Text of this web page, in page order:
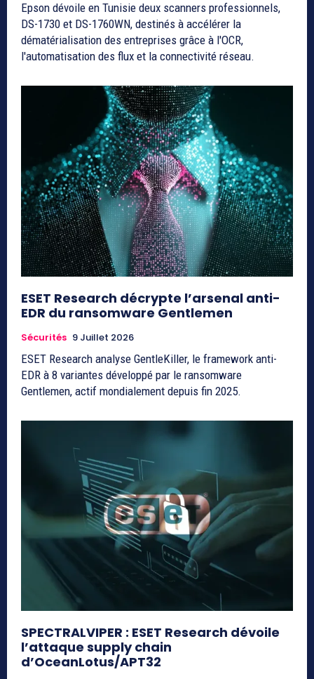
Epson dévoile en Tunisie deux scanners professionnels,
DS-1730 et DS-1760WN, destinés à accélérer la
dématérialisation des entreprises grâce à l'OCR,
l'automatisation des flux et la connectivité réseau.
ESET Research décrypte l’arsenal anti-
EDR du ransomware Gentlemen
Sécurités 9 Juillet 2026
ESET Research analyse GentleKiller, le framework anti-
EDR à 8 variantes développé par le ransomware
Gentlemen, actif mondialement depuis fin 2025.
SPECTRALVIPER : ESET Research dévoile
l’attaque supply chain
d’OceanLotus/APT32